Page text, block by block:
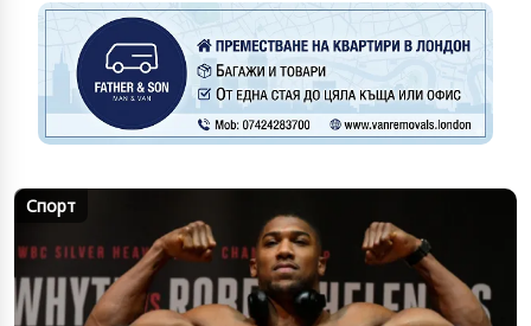
Спорт